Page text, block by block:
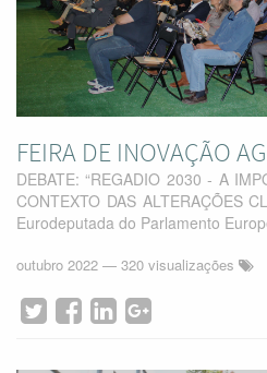
FEIRA DE INOVAÇÃO
DEBATE: “REGADIO 2030 ‐ A
CONTEXTO DAS ALTERAÇÕES
Eurodeputada do Parlamento
outubro 2022 — 320 visualizações